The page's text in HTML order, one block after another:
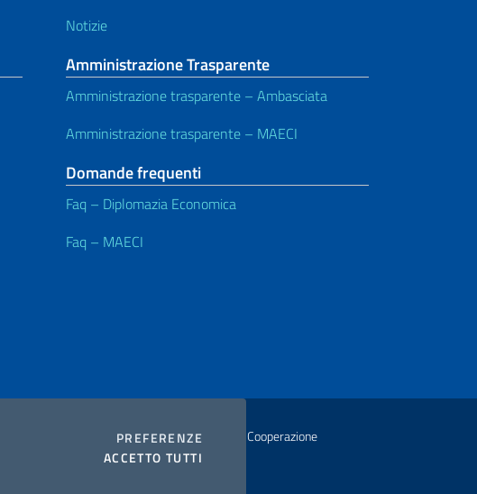
PREFERENZE COOKIES
ACCETTO TUTTI
Notizie
Amministrazione Trasparente
Amministrazione trasparente – Ambasciata
Amministrazione trasparente – MAECI
Domande frequenti
Faq – Diplomazia Economica
Faq – MAECI
Copyright Ministero degli Affari Esteri e della Cooperazione